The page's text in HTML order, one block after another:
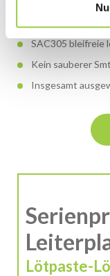
ECOREL
SAC305 bleifreie
Kein sauberer
Insgesamt
Lötpaste-